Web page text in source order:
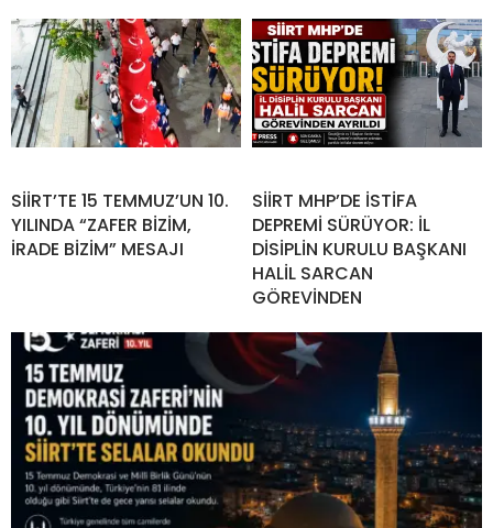
SİİRT’TE 15 TEMMUZ’UN 10.
YILINDA “ZAFER BİZİM,
İRADE BİZİM” MESAJI
SİİRT MHP’DE İSTİFA
DEPREMİ SÜRÜYOR: İL
DİSİPLİN KURULU BAŞKANI
HALİL SARCAN
GÖREVİNDEN